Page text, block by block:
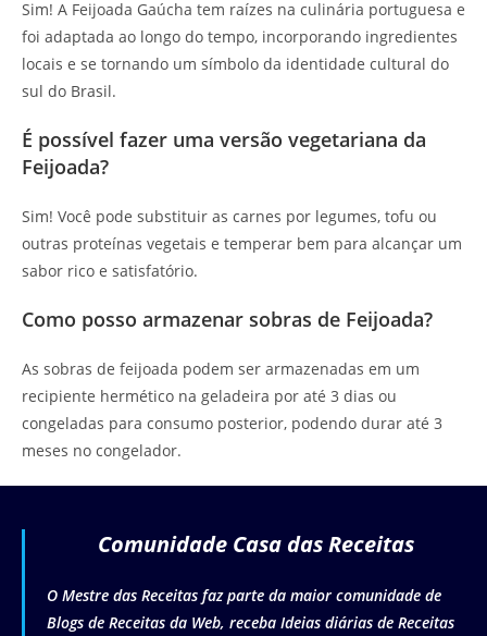
Sim! A Feijoada Gaúcha tem raízes na culinária portuguesa e
foi adaptada ao longo do tempo, incorporando ingredientes
locais e se tornando um símbolo da identidade cultural do
sul do Brasil.
É possível fazer uma versão vegetariana da
Feijoada?
Sim! Você pode substituir as carnes por legumes, tofu ou
outras proteínas vegetais e temperar bem para alcançar um
sabor rico e satisfatório.
Como posso armazenar sobras de Feijoada?
As sobras de feijoada podem ser armazenadas em um
recipiente hermético na geladeira por até 3 dias ou
congeladas para consumo posterior, podendo durar até 3
meses no congelador.
Comunidade Casa das Receitas
O Mestre das Receitas faz parte da maior comunidade de
Blogs de Receitas da Web, receba Ideias diárias de Receitas